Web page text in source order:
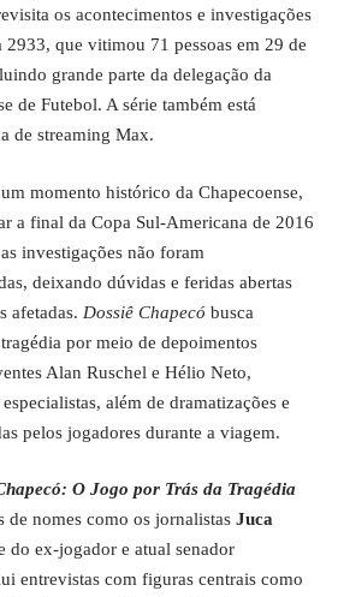
os acontecimentos e investigações
que vitimou 71 pessoas em 29 de
grande parte da delegação da
de Futebol. A série também está
de streaming Max.
momento histórico da Chapecoense,
a final da Copa Sul-Americana de 2016
investigações não foram
deixando dúvidas e feridas abertas
afetadas. Dossiê Chapecó busca
por meio de depoimentos
Alan Ruschel e Hélio Neto,
além de dramatizações e
pelos jogadores durante a viagem.
O Jogo por Trás da Tragédia
de nomes como os jornalistas Juca
do ex-jogador e atual senador
entrevistas com figuras centrais como